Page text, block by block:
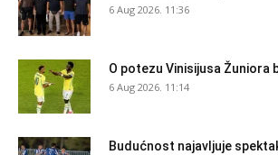
6 Aug 2026. 11:36
O potezu Vinisijusa Žuniora
6 Aug 2026. 11:14
Budućnost najavljuje